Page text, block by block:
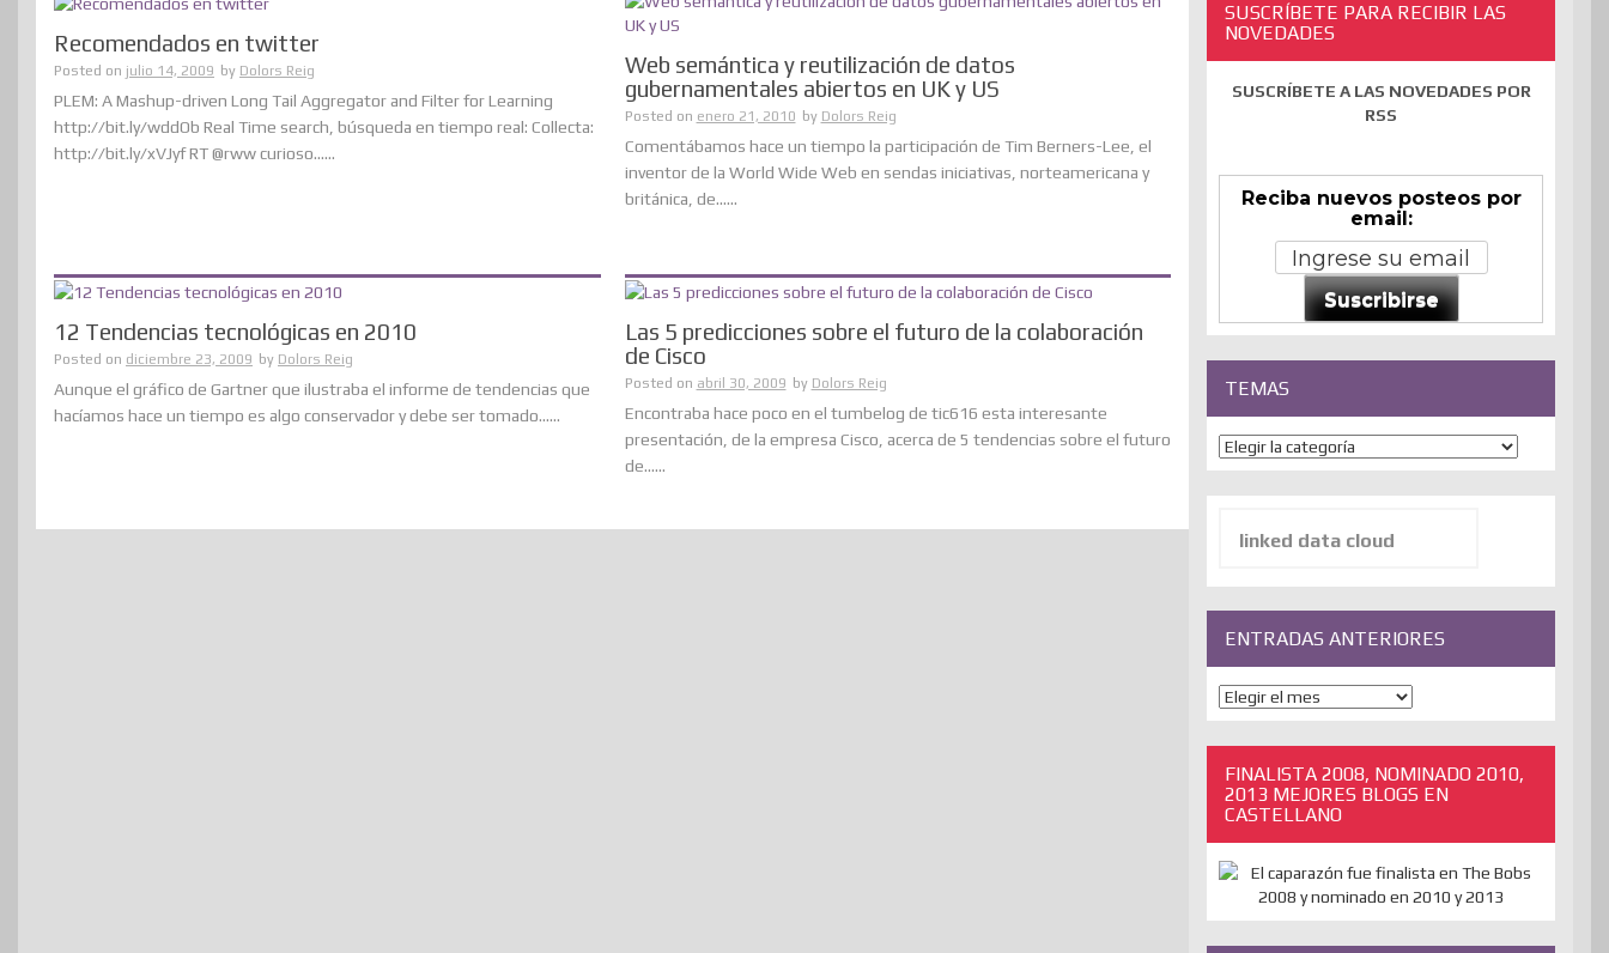
Recomendados en twitter
Posted on julio 14, 2009 by Dolors Reig
PLEM: A Mashup-driven Long Tail Aggregator and Filter for Learning
http://bit.ly/wddOb Real Time search, búsqueda en tiempo real: Collecta:
http://bit.ly/xVJyf RT @rww curioso......
Web semántica y reutilización de datos
gubernamentales abiertos en UK y US
Posted on enero 21, 2010 by Dolors Reig
Comentábamos hace un tiempo la participación de Tim Berners-Lee, el
inventor de la World Wide Web en sendas iniciativas, norteamericana y
británica, de......
12 Tendencias tecnológicas en 2010
Posted on diciembre 23, 2009 by Dolors Reig
Aunque el gráfico de Gartner que ilustraba el informe de tendencias que
hacíamos hace un tiempo es algo conservador y debe ser tomado......
Las 5 predicciones sobre el futuro de la colaboración
de Cisco
Posted on abril 30, 2009 by Dolors Reig
Encontraba hace poco en el tumbelog de tic616 esta interesante
presentación, de la empresa Cisco, acerca de 5 tendencias sobre el futuro
de......
SUSCRÍBETE PARA RECIBIR LAS
NOVEDADES
SUSCRÍBETE A LAS NOVEDADES POR
RSS
Reciba nuevos posteos por
email:
Suscribirse
TEMAS
Temas
ENTRADAS ANTERIORES
ENTRADAS
ANTERIORES
FINALISTA 2008, NOMINADO 2010,
2013 MEJORES BLOGS EN
CASTELLANO